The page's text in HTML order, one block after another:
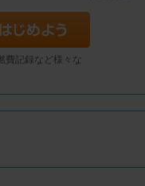
費記録など様々な